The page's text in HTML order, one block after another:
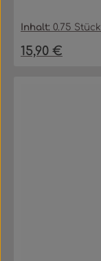
Inhalt:0.75 Stück
Regulärer Preis:
15,90 €